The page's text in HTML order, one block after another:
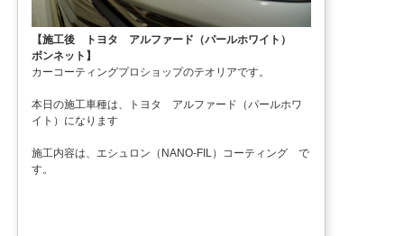
【施工後 トヨタ アルファード（パールホワイト）
ボンネット】
カーコーティングプロショップのテオリアです。
本日の施工車種は、トヨタ アルファード（パールホワ
イト）になります
施工内容は、エシュロン（NANO-FIL）コーティング で
す。